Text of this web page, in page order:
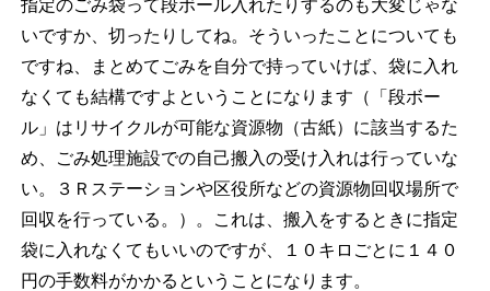
指定のごみ袋って段ボール入れたりするのも大変じゃな
いですか、切ったりしてね。そういったことについても
ですね、まとめてごみを自分で持っていけば、袋に入れ
なくても結構ですよということになります（「段ボー
ル」はリサイクルが可能な資源物（古紙）に該当するた
め、ごみ処理施設での自己搬入の受け入れは行っていな
い。３Ｒステーションや区役所などの資源物回収場所で
回収を行っている。）。これは、搬入をするときに指定
袋に入れなくてもいいのですが、１０キロごとに１４０
円の手数料がかかるということになります。